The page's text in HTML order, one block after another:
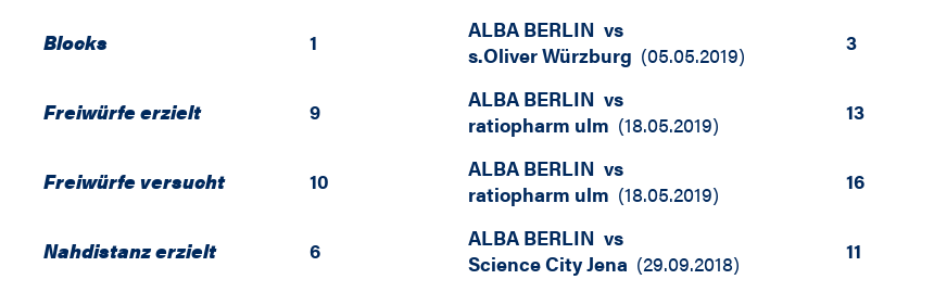
Blocks 1 ALBA BERLIN vs
s.Oliver Würzburg (05.05.2019) 3
Freiwürfe erzielt 9 ALBA BERLIN vs
ratiopharm ulm (18.05.2019) 13
Freiwürfe versucht 10 ALBA BERLIN vs
ratiopharm ulm (18.05.2019) 16
Nahdistanz erzielt 6 ALBA BERLIN vs
Science City Jena (29.09.2018) 11